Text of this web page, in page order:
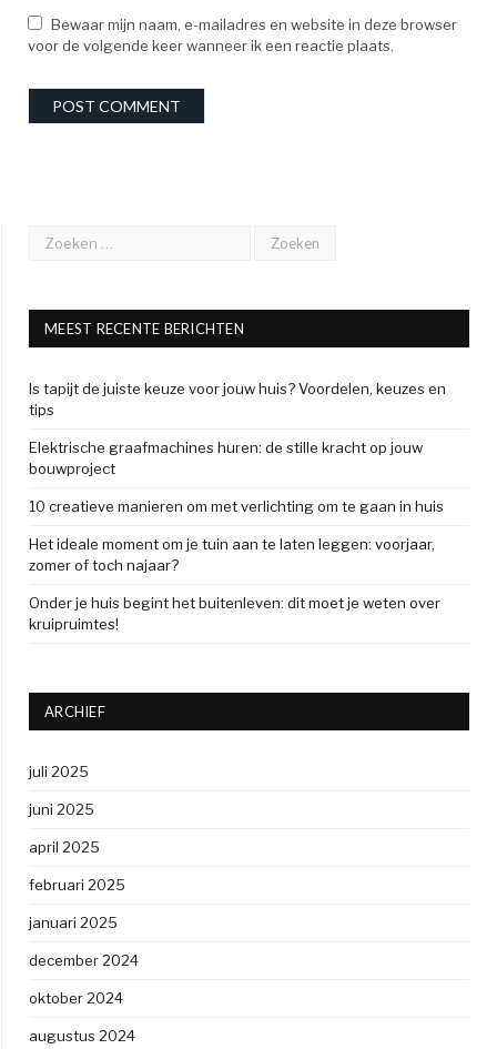
Bewaar mijn naam, e-mailadres en website in deze browser
voor de volgende keer wanneer ik een reactie plaats.
MEEST RECENTE BERICHTEN
Is tapijt de juiste keuze voor jouw huis? Voordelen, keuzes en
tips
Elektrische graafmachines huren: de stille kracht op jouw
bouwproject
10 creatieve manieren om met verlichting om te gaan in huis
Het ideale moment om je tuin aan te laten leggen: voorjaar,
zomer of toch najaar?
Onder je huis begint het buitenleven: dit moet je weten over
kruipruimtes!
ARCHIEF
juli 2025
juni 2025
april 2025
februari 2025
januari 2025
december 2024
oktober 2024
augustus 2024